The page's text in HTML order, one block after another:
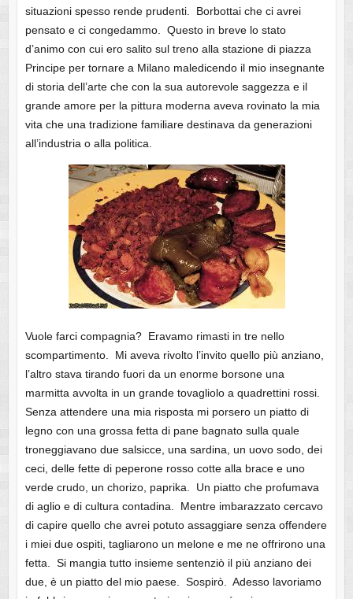
situazioni spesso rende prudenti. Borbottai che ci avrei
pensato e ci congedammo. Questo in breve lo stato
d’animo con cui ero salito sul treno alla stazione di piazza
Principe per tornare a Milano maledicendo il mio insegnante
di storia dell’arte che con la sua autorevole saggezza e il
grande amore per la pittura moderna aveva rovinato la mia
vita che una tradizione familiare destinava da generazioni
all’industria o alla politica.
Vuole farci compagnia? Eravamo rimasti in tre nello
scompartimento. Mi aveva rivolto l’invito quello più anziano,
l’altro stava tirando fuori da un enorme borsone una
marmitta avvolta in un grande tovagliolo a quadrettini rossi.
Senza attendere una mia risposta mi porsero un piatto di
legno con una grossa fetta di pane bagnato sulla quale
troneggiavano due salsicce, una sardina, un uovo sodo, dei
ceci, delle fette di peperone rosso cotte alla brace e uno
verde crudo, un chorizo, paprika. Un piatto che profumava
di aglio e di cultura contadina. Mentre imbarazzato cercavo
di capire quello che avrei potuto assaggiare senza offendere
i miei due ospiti, tagliarono un melone e me ne offrirono una
fetta. Si mangia tutto insieme sentenziò il più anziano dei
due, è un piatto del mio paese. Sospirò. Adesso lavoriamo